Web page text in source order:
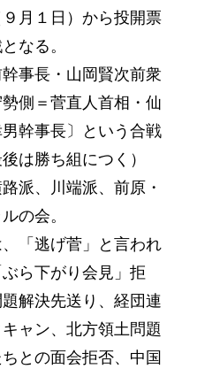
月１日）から投開票
なる。
事長・山岡賢次前衆
側＝菅直人首相・仙
幹事長〕という合戦
は勝ち組につく）
派、川端派、前原・
の会。
「逃げ菅」と言われ
ら下がり会見」拒
解決先送り、経団連
ャン、北方領土問題
との面会拒否、中国